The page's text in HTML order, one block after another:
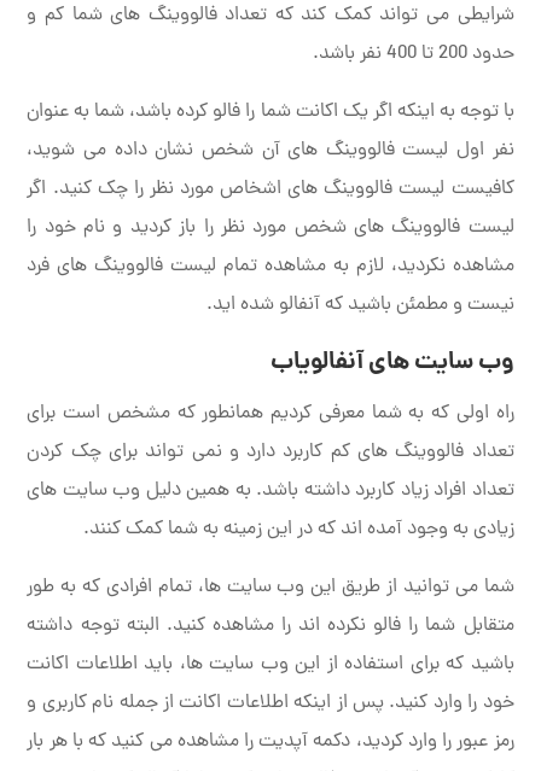
شرایطی می تواند کمک کند که تعداد فالووینگ های شما کم و
حدود 200 تا 400 نفر باشد.
با توجه به اینکه اگر یک اکانت شما را فالو کرده باشد، شما به عنوان
نفر اول لیست فالووینگ های آن شخص نشان داده می شوید،
کافیست لیست فالووینگ های اشخاص مورد نظر را چک کنید. اگر
لیست فالووینگ های شخص مورد نظر را باز کردید و نام خود را
مشاهده نکردید، لازم به مشاهده تمام لیست فالووینگ های فرد
نیست و مطمئن باشید که آنفالو شده اید.
وب سایت های آنفالویاب
راه اولی که به شما معرفی کردیم همانطور که مشخص است برای
تعداد فالووینگ های کم کاربرد دارد و نمی تواند برای چک کردن
تعداد افراد زیاد کاربرد داشته باشد. به همین دلیل وب سایت های
زیادی به وجود آمده اند که در این زمینه به شما کمک کنند.
شما می توانید از طریق این وب سایت ها، تمام افرادی که به طور
متقابل شما را فالو نکرده اند را مشاهده کنید. البته توجه داشته
باشید که برای استفاده از این وب سایت ها، باید اطلاعات اکانت
خود را وارد کنید. پس از اینکه اطلاعات اکانت از جمله نام کاربری و
رمز عبور را وارد کردید، دکمه آپدیت را مشاهده می کنید که با هر بار